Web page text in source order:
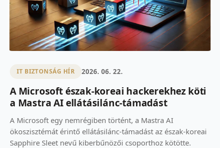
IT BIZTONSÁG HÍR 2026. 06. 22.
A Microsoft észak-koreai hackerekhez köti
a Mastra AI ellátásilánc-támadást
A Microsoft egy nemrégiben történt, a Mastra AI
ökoszisztémát érintő ellátásilánc-támadást az észak-koreai
Sapphire Sleet nevű kiberbűnözői csoporthoz kötötte.